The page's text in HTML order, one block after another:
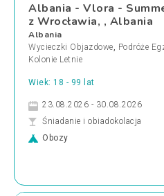
Albania - Vlora -
z Wrocławia, , Albania
Albania
Wycieczki Objazdowe, Podróże
Kolonie Letnie
Wiek: 18 - 99 lat
23.08.2026 - 30.08.2026
Śniadanie i obiadokolacja
Obozy